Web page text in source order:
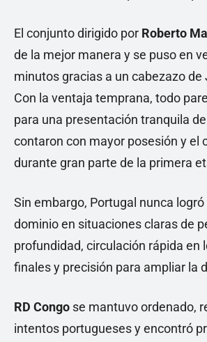
El conjunto dirigido por Roberto
de la mejor manera y se puso en
minutos gracias a un cabezazo de
Con la ventaja temprana, todo
para una presentación tranquila
contaron con mayor posesión y el
durante gran parte de la primera
Sin embargo, Portugal nunca
dominio en situaciones claras de
profundidad, circulación rápida en
finales y precisión para ampliar la
RD Congo se mantuvo ordenado,
intentos portugueses y encontró